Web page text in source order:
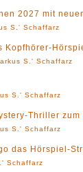
2027 mit
S.' Schaffarz
Kopfhörer-
S.' Schaffarz
S.' Schaffarz
Thriller zum
S.' Schaffarz
das Hörspiel-
Schaffarz